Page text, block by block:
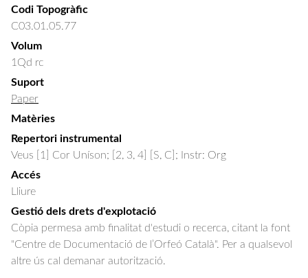
Codi Topogràfic
C03.01.05.77
Volum
1Qd rc
Suport
Paper
Matèries
Repertori instrumental
Veus [1] Cor Uníson; [2, 3, 4] [S, C]; Instr: Org
Accés
Lliure
Gestió dels drets d'explotació
Còpia permesa amb finalitat d'estudi o recerca, citant la font
"Centre de Documentació de l’Orfeó Català". Per a qualsevol
altre ús cal demanar autorització.